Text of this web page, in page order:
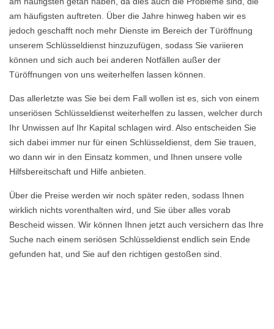
am häufigsten auftreten. Über die Jahre hinweg haben wir es
jedoch geschafft noch mehr Dienste im Bereich der Türöffnung
unserem Schlüsseldienst hinzuzufügen, sodass Sie variieren
können und sich auch bei anderen Notfällen außer der
Türöffnungen von uns weiterhelfen lassen können.
Das allerletzte was Sie bei dem Fall wollen ist es, sich von einem
unseriösen Schlüsseldienst weiterhelfen zu lassen, welcher durch
Ihr Unwissen auf Ihr Kapital schlagen wird. Also entscheiden Sie
sich dabei immer nur für einen Schlüsseldienst, dem Sie trauen,
wo dann wir in den Einsatz kommen, und Ihnen unsere volle
Hilfsbereitschaft und Hilfe anbieten.
Über die Preise werden wir noch später reden, sodass Ihnen
wirklich nichts vorenthalten wird, und Sie über alles vorab
Bescheid wissen. Wir können Ihnen jetzt auch versichern das Ihre
Suche nach einem seriösen Schlüsseldienst endlich sein Ende
gefunden hat, und Sie auf den richtigen gestoßen sind.